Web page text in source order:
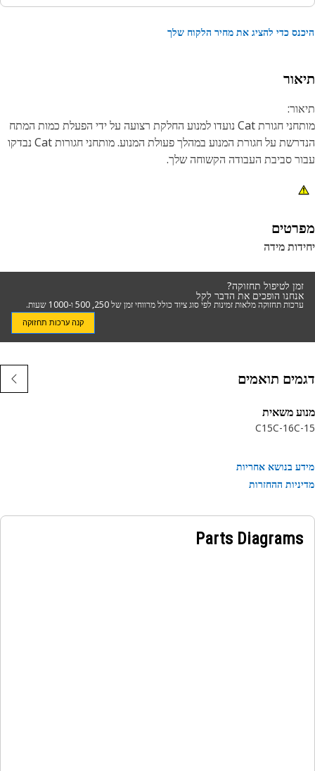
כדי להציג את מחיר הלקוח שלך
מותחני חגורת Cat נועדו למנוע החלקת רצועה על ידי הפעלת כמות המתח
הנדרשת על חגורת המנוע במהלך פעולת המנוע. מותחני חגורות Cat נבדקו
סביבת העבודה הקשוחה שלך.
הרכבהי הרכבה למדחס ומערכות אחרות המונעות על ידי
רצועות. עיין במדריך למשתמש שלך או צור קשר עם סוחר Cat המקומי
מידה
זמן לטיפול תחזוקה?
אנחנו הופכים את הדבר לקל
ערכות תחזוקה מלאות זמינות לפי סוג ציוד כולל מרווחי זמן של 250, 500 ו-1000 שעות.
קנה ערכות תחזוקה
תואמים
משאית
C-16
C15
בנושא אחריות
ההחזרות
Parts Diagrams